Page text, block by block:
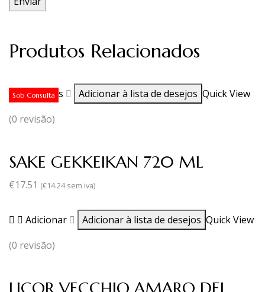
Produtos Relacionados
Sob Consulta
Ler mais Adicionar à lista de desejos Quick View
(0 revisão)
SAKE GEKKEIKAN 720 ML
€17.51 (€14.24sem iva)
Adicionar Adicionar à lista de desejos Quick View
(0 revisão)